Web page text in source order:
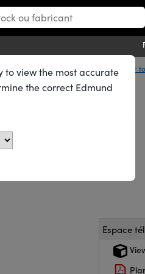
Afficher
Lentille DCX
the quantity.
Espace
to view the most accurate
the correct Edmund